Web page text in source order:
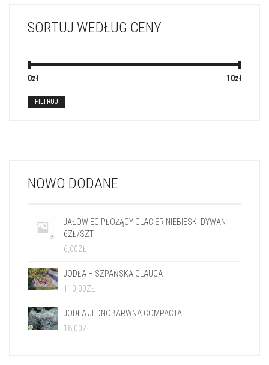
SORTUJ WEDŁUG CENY
FILTRUJ
0zł 10zł
NOWO DODANE
JAŁOWIEC PŁOŻĄCY GLACIER NIEBIESKI DYWAN
6ZŁ/SZT
6,00ZŁ
JODŁA HISZPAŃSKA GLAUCA
110,00ZŁ
JODŁA JEDNOBARWNA COMPACTA
18,00ZŁ